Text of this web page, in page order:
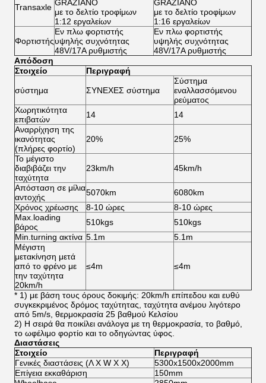
Transaxle GRAZIANO
με το δελτίο τροφίμων
1:12 εργαλείων
GRAZIANO
με το δελτίο τροφίμων
1:16 εργαλείων
Φορτιστής
Εν πλω φορτιστής
υψηλής συχνότητας
48V/17A ρυθμιστής
Εν πλω φορτιστής
υψηλής συχνότητας
48V/17A ρυθμιστής
Απόδοση
Στοιχείο
Περιγραφή
σύστημα ΣΥΝΕΧΕΣ σύστημα
Σύστημα
εναλλασσόμενου
ρεύματος
Χωρητικότητα
επιβατών
14
14
Αναρρίχηση της
ικανότητας
(πλήρες φορτίο)
20% 25%
Το μέγιστο
διαβιβάζει την
ταχύτητα
23km/h 45km/h
Απόσταση σε μίλια
αντοχής
5070km
6080km
Χρόνος χρέωσης
8-10 ώρες
8-10 ώρες
Max.loading
βάρος
510kgs
510kgs
Min.turning ακτίνα 5.1m
5.1m
Μέγιστη
μετακίνηση μετά
από το φρένο με
την ταχύτητα
20km/h
≤4m ≤4m
* 1) με βάση τους όρους δοκιμής: 20km/h επίπεδου και ευθύ
συγκεκριμένος δρόμος ταχύτητας, ταχύτητα ανέμου λιγότερο
από 5m/s, θερμοκρασία 25 βαθμού Κελσίου
2) Η σειρά θα ποικίλει ανάλογα με τη θερμοκρασία, το βαθμό,
το ωφέλιμο φορτίο και το οδηγώντας ύφος.
Διαστάσεις
Στοιχείο
Περιγραφή
Γενικές διαστάσεις (Λ Χ W Χ Χ)
5300x1500x2000mm
Επίγεια εκκαθάριση
150mm